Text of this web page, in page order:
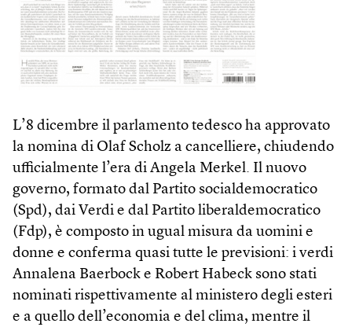
L’8 dicembre il parlamento tedesco ha approvato
la nomina di Olaf Scholz a cancelliere, chiudendo
ufficialmente l’era di Angela Merkel. Il nuovo
governo, formato dal Partito socialdemocratico
(Spd), dai Verdi e dal Partito liberaldemocratico
(Fdp), è composto in ugual misura da uomini e
donne e conferma quasi tutte le previsioni: i verdi
Annalena Baerbock e Robert Habeck sono stati
nominati rispettivamente al ministero degli esteri
e a quello dell’economia e del clima, mentre il